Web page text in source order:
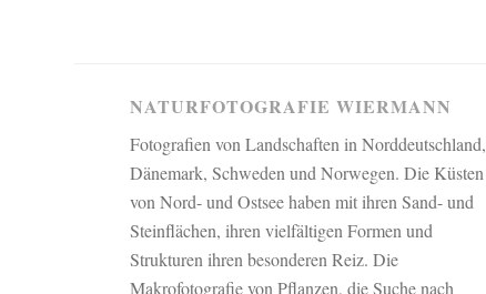
NATURFOTOGRAFIE WIERMANN
Fotografien von Landschaften in Norddeutschland,
Dänemark, Schweden und Norwegen. Die Küsten
von Nord- und Ostsee haben mit ihren Sand- und
Steinflächen, ihren vielfältigen Formen und
Strukturen ihren besonderen Reiz. Die
Makrofotografie von Pflanzen, die Suche nach